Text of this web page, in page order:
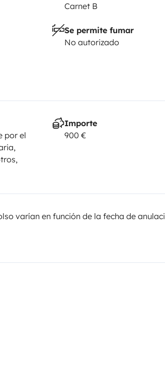
Carnet B
Se permite fumar
No autorizado
por el
Importe
900 €
varían en función de la fecha de